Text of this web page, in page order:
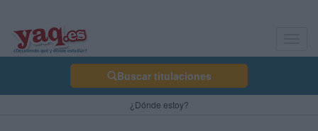
Buscar titulaciones
¿Dónde estoy?